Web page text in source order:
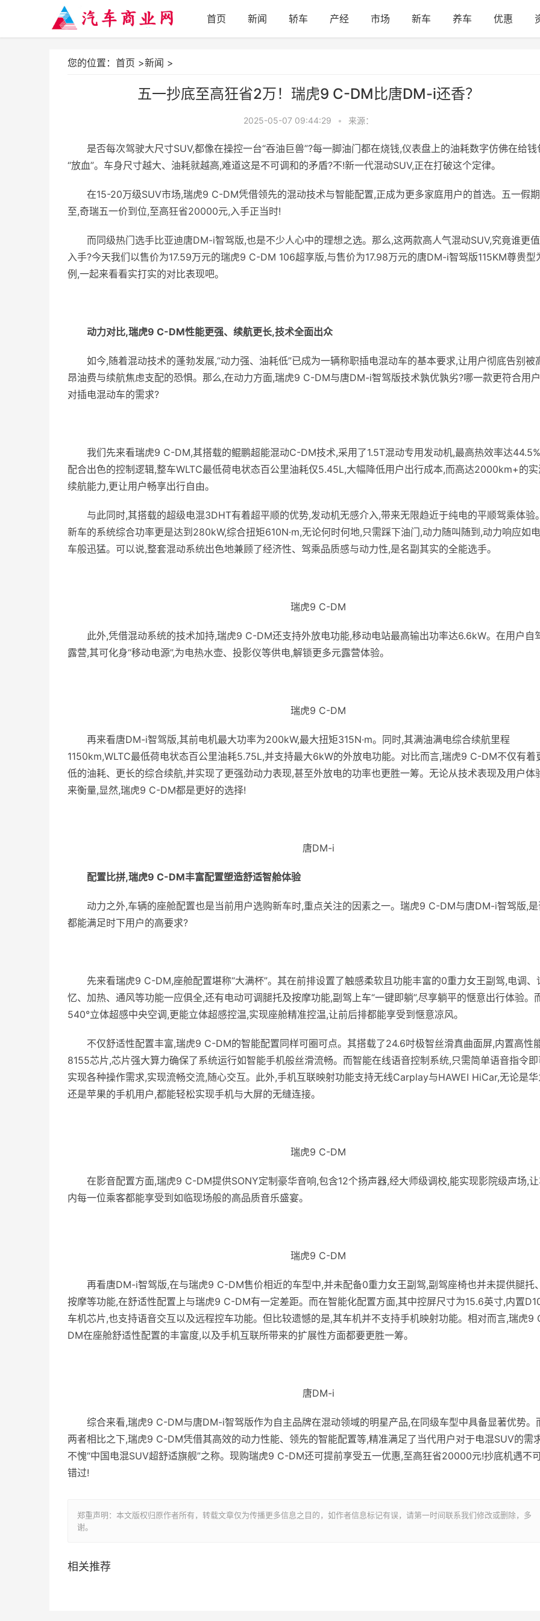
首页 新闻 轿车 产经 市场 新车 养车 优惠
您的位置： 首页 >新闻 >
五一抄底至高狂省2万！瑞虎9 C-DM比唐DM-i还香？
2025-05-07 09:44:29 • 来源：
是否每次驾驶大尺寸SUV,都像在操控一台“吞油巨兽”?每一脚油门都在烧钱,仪表盘上的油耗数字仿佛在给钱
“放血”。车身尺寸越大、油耗就越高,难道这是不可调和的矛盾?不!新一代混动SUV,正在打破这个定律。
在15-20万级SUV市场,瑞虎9 C-DM凭借领先的混动技术与智能配置,正成为更多家庭用户的首选。五一假
至,奇瑞五一价到位,至高狂省20000元,入手正当时!
而同级热门选手比亚迪唐DM-i智驾版,也是不少人心中的理想之选。那么,这两款高人气混动SUV,究竟谁更
入手?今天我们以售价为17.59万元的瑞虎9 C-DM 106超享版,与售价为17.98万元的唐DM-i智驾版115KM尊贵型
例,一起来看看实打实的对比表现吧。
动力对比,瑞虎9 C-DM性能更强、续航更长,技术全面出众
如今,随着混动技术的蓬勃发展,“动力强、油耗低”已成为一辆称职插电混动车的基本要求,让用户彻底告别被
昂油费与续航焦虑支配的恐惧。那么,在动力方面,瑞虎9 C-DM与唐DM-i智驾版技术孰优孰劣?哪一款更符合用户
对插电混动车的需求?
我们先来看瑞虎9 C-DM,其搭载的鲲鹏超能混动C-DM技术,采用了1.5T混动专用发动机,最高热效率达
配合出色的控制逻辑,整车WLTC最低荷电状态百公里油耗仅5.45L,大幅降低用户出行成本,而高达2000km+的实
续航能力,更让用户畅享出行自由。
与此同时,其搭载的超级电混3DHT有着超平顺的优势,发动机无感介入,带来无限趋近于纯电的平顺驾乘体验。
新车的系统综合功率更是达到280kW,综合扭矩610N·m,无论何时何地,只需踩下油门,动力随叫随到,动力响应如电
车般迅猛。可以说,整套混动系统出色地兼顾了经济性、驾乘品质感与动力性,是名副其实的全能选手。
瑞虎9 C-DM
此外,凭借混动系统的技术加持,瑞虎9 C-DM还支持外放电功能,移动电站最高输出功率达6.6kW。在用户自
露营,其可化身“移动电源”,为电热水壶、投影仪等供电,解锁更多元露营体验。
瑞虎9 C-DM
再来看唐DM-i智驾版,其前电机最大功率为200kW,最大扭矩315N·m。同时,其满油满电综合续航里程
1150km,WLTC最低荷电状态百公里油耗5.75L,并支持最大6kW的外放电功能。对比而言,瑞虎9 C-DM不仅有着
低的油耗、更长的综合续航,并实现了更强劲动力表现,甚至外放电的功率也更胜一筹。无论从技术表现及用户体
来衡量,显然,瑞虎9 C-DM都是更好的选择!
唐DM-i
配置比拼,瑞虎9 C-DM丰富配置塑造舒适智舱体验
动力之外,车辆的座舱配置也是当前用户选购新车时,重点关注的因素之一。瑞虎9 C-DM与唐DM-i智驾版,是
都能满足时下用户的高要求?
先来看瑞虎9 C-DM,座舱配置堪称“大满杯”。其在前排设置了触感柔软且功能丰富的0重力女王副驾,电调、
忆、加热、通风等功能一应俱全,还有电动可调腿托及按摩功能,副驾上车“一键即躺”,尽享躺平的惬意出行体验。
540°立体超感中央空调,更能立体超感控温,实现座舱精准控温,让前后排都能享受到惬意凉风。
不仅舒适性配置丰富,瑞虎9 C-DM的智能配置同样可圈可点。其搭载了24.6吋极智丝滑真曲面屏,内置高性
8155芯片,芯片强大算力确保了系统运行如智能手机般丝滑流畅。而智能在线语音控制系统,只需简单语音指令
实现各种操作需求,实现流畅交流,随心交互。此外,手机互联映射功能支持无线Carplay与HAWEI HiCar,无论是华
还是苹果的手机用户,都能轻松实现手机与大屏的无缝连接。
瑞虎9 C-DM
在影音配置方面,瑞虎9 C-DM提供SONY定制豪华音响,包含12个扬声器,经大师级调校,能实现影院级声场,
内每一位乘客都能享受到如临现场般的高品质音乐盛宴。
瑞虎9 C-DM
再看唐DM-i智驾版,在与瑞虎9 C-DM售价相近的车型中,并未配备0重力女王副驾,副驾座椅也并未提供腿托、
按摩等功能,在舒适性配置上与瑞虎9 C-DM有一定差距。而在智能化配置方面,其中控屏尺寸为15.6英寸,内置
车机芯片,也支持语音交互以及远程控车功能。但比较遗憾的是,其车机并不支持手机映射功能。相对而言,瑞虎9
DM在座舱舒适性配置的丰富度,以及手机互联所带来的扩展性方面都要更胜一筹。
唐DM-i
综合来看,瑞虎9 C-DM与唐DM-i智驾版作为自主品牌在混动领域的明星产品,在同级车型中具备显著优势。
两者相比之下,瑞虎9 C-DM凭借其高效的动力性能、领先的智能配置等,精准满足了当代用户对于电混SUV的需
不愧“中国电混SUV超舒适旗舰”之称。现购瑞虎9 C-DM还可提前享受五一优惠,至高狂省20000元!抄底机遇不
错过!
郑重声明：本文版权归原作者所有，转载文章仅为传播更多信息之目的，如作者信息标记有误，请第一时间联系我们修改或删除，多
谢。
相关推荐